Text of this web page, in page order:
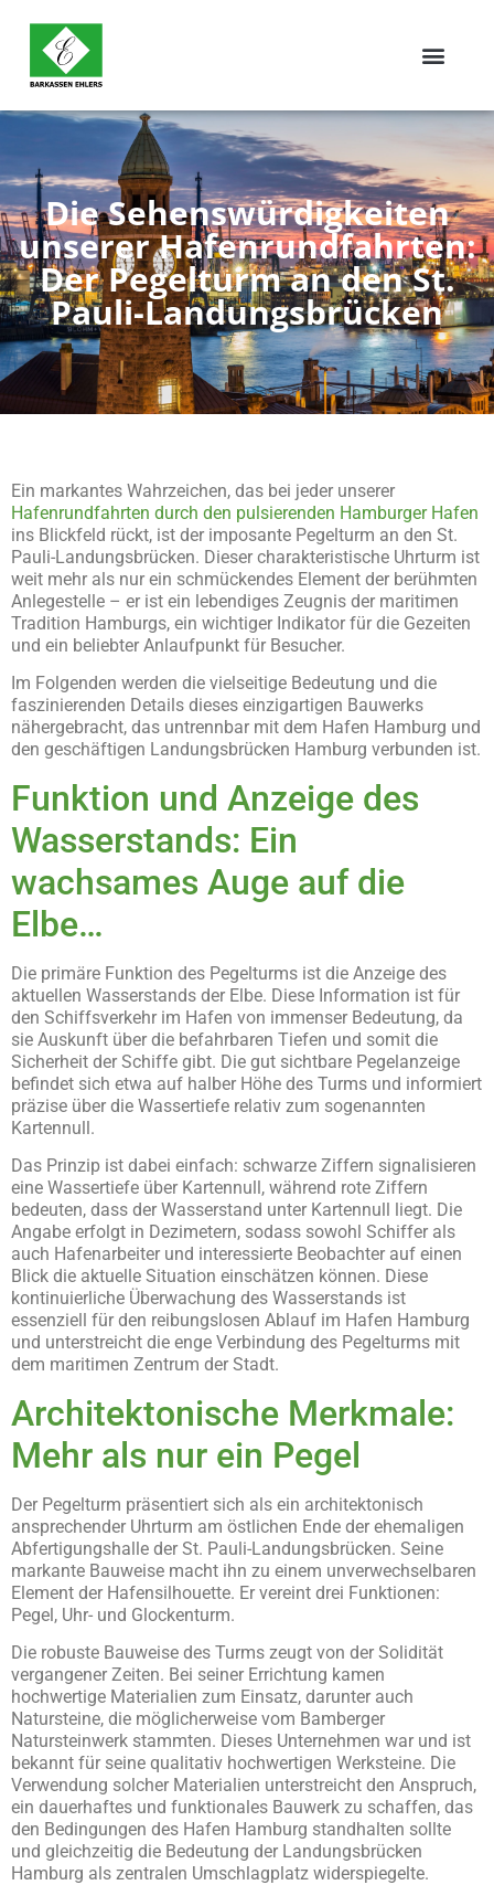
Die Sehenswürdigkeiten
unserer Hafenrundfahrten:
Der Pegelturm an den St.
Pauli-Landungsbrücken
Ein markantes Wahrzeichen, das bei jeder unserer
Hafenrundfahrten durch den pulsierenden Hamburger Hafen
ins Blickfeld rückt, ist der imposante Pegelturm an den St.
Pauli-Landungsbrücken. Dieser charakteristische Uhrturm ist
weit mehr als nur ein schmückendes Element der berühmten
Anlegestelle – er ist ein lebendiges Zeugnis der maritimen
Tradition Hamburgs, ein wichtiger Indikator für die Gezeiten
und ein beliebter Anlaufpunkt für Besucher.
Im Folgenden werden die vielseitige Bedeutung und die
faszinierenden Details dieses einzigartigen Bauwerks
nähergebracht, das untrennbar mit dem Hafen Hamburg und
den geschäftigen Landungsbrücken Hamburg verbunden ist.
Funktion und Anzeige des
Wasserstands: Ein
wachsames Auge auf die
Elbe…
Die primäre Funktion des Pegelturms ist die Anzeige des
aktuellen Wasserstands der Elbe. Diese Information ist für
den Schiffsverkehr im Hafen von immenser Bedeutung, da
sie Auskunft über die befahrbaren Tiefen und somit die
Sicherheit der Schiffe gibt. Die gut sichtbare Pegelanzeige
befindet sich etwa auf halber Höhe des Turms und informiert
präzise über die Wassertiefe relativ zum sogenannten
Kartennull.
Das Prinzip ist dabei einfach: schwarze Ziffern signalisieren
eine Wassertiefe über Kartennull, während rote Ziffern
bedeuten, dass der Wasserstand unter Kartennull liegt. Die
Angabe erfolgt in Dezimetern, sodass sowohl Schiffer als
auch Hafenarbeiter und interessierte Beobachter auf einen
Blick die aktuelle Situation einschätzen können. Diese
kontinuierliche Überwachung des Wasserstands ist
essenziell für den reibungslosen Ablauf im Hafen Hamburg
und unterstreicht die enge Verbindung des Pegelturms mit
dem maritimen Zentrum der Stadt.
Architektonische Merkmale:
Mehr als nur ein Pegel
Der Pegelturm präsentiert sich als ein architektonisch
ansprechender Uhrturm am östlichen Ende der ehemaligen
Abfertigungshalle der St. Pauli-Landungsbrücken. Seine
markante Bauweise macht ihn zu einem unverwechselbaren
Element der Hafensilhouette. Er vereint drei Funktionen:
Pegel, Uhr- und Glockenturm.
Die robuste Bauweise des Turms zeugt von der Solidität
vergangener Zeiten. Bei seiner Errichtung kamen
hochwertige Materialien zum Einsatz, darunter auch
Natursteine, die möglicherweise vom Bamberger
Natursteinwerk stammten. Dieses Unternehmen war und ist
bekannt für seine qualitativ hochwertigen Werksteine. Die
Verwendung solcher Materialien unterstreicht den Anspruch,
ein dauerhaftes und funktionales Bauwerk zu schaffen, das
den Bedingungen des Hafen Hamburg standhalten sollte
und gleichzeitig die Bedeutung der Landungsbrücken
Hamburg als zentralen Umschlagplatz widerspiegelte.